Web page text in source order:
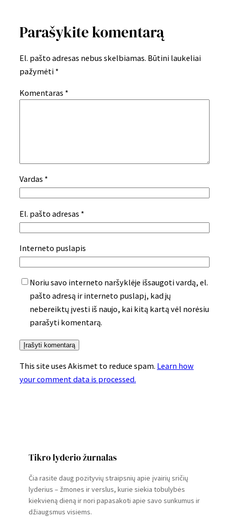
Parašykite komentarą
El. pašto adresas nebus skelbiamas. Būtini laukeliai
pažymėti *
Komentaras *
Vardas *
El. pašto adresas *
Interneto puslapis
Noriu savo interneto naršyklėje išsaugoti vardą, el.
pašto adresą ir interneto puslapį, kad jų
nebereiktų įvesti iš naujo, kai kitą kartą vėl norėsiu
parašyti komentarą.
This site uses Akismet to reduce spam. Learn how
your comment data is processed.
Tikro lyderio žurnalas
Čia rasite daug pozityvių straipsnių apie įvairių sričių
lyderius – žmones ir verslus, kurie siekia tobulybės
kiekvieną dieną ir nori papasakoti apie savo sunkumus ir
džiaugsmus visiems.